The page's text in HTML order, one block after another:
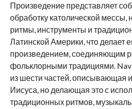
Произведение представляет
обработку католической мессы,
ритмы, инструменты и
Латинской Америки, что делает
произведением, соединяющим
фольклорными традициями.
из шести частей, описывающая
Иисуса, но делающая это с
традиционных ритмов,